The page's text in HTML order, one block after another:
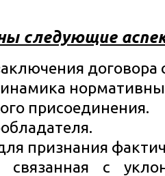
следующие
присоединения.
признания
связанная с